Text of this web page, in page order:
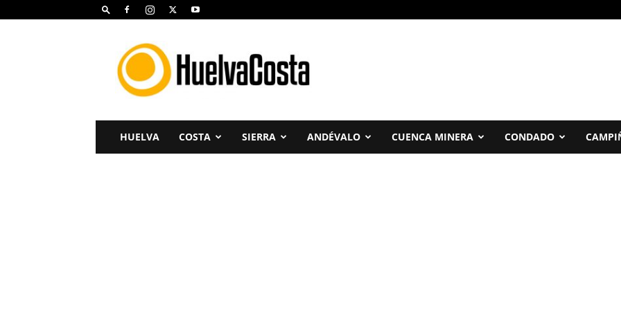
Huelva
Costa
HUELVA COSTA SIERRA ANDÉVALO CUENCA MINERA CONDADO